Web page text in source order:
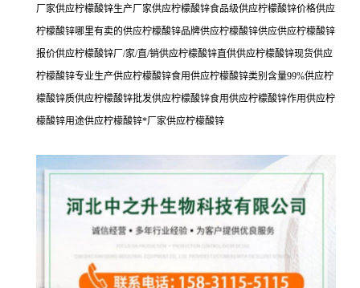
厂家供应柠檬酸锌生产厂家供应柠檬酸锌食品级供应柠檬酸锌价格供应
柠檬酸锌哪里有卖的供应柠檬酸锌品牌供应柠檬酸锌供应供应柠檬酸锌
报价供应柠檬酸锌厂/家/直/销供应柠檬酸锌直供供应柠檬酸锌现货供应
柠檬酸锌专业生产供应柠檬酸锌食用供应柠檬酸锌类别含量99%供应柠
檬酸锌质供应柠檬酸锌批发供应柠檬酸锌食用供应柠檬酸锌作用供应柠
檬酸锌用途供应柠檬酸锌*厂家供应柠檬酸锌